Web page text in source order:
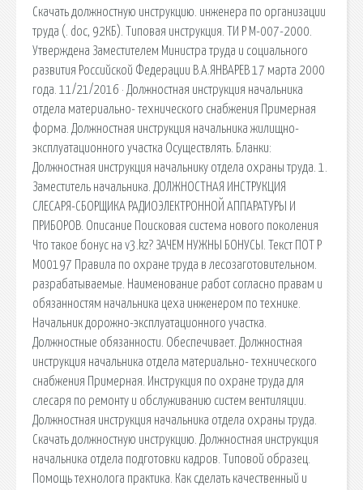
Скачать должностную инструкцию. инженера по организации
труда (. doc, 92КБ). Типовая инструкция. ТИ Р М-007-2000.
Утверждена Заместителем Министра труда и социального
развития Российской Федерации В.А.ЯНВАРЕВ 17 марта 2000
года. 11/21/2016 · Должностная инструкция начальника
отдела материально- технического снабжения Примерная
форма. Должностная инструкция начальника жилищно-
эксплуатационного участка Осуществлять. Бланки:
Должностная инструкция начальнику отдела охраны труда. 1.
Заместитель начальника. ДОЛЖНОСТНАЯ ИНСТРУКЦИЯ
СЛЕСАРЯ-СБОРЩИКА РАДИОЭЛЕКТРОННОЙ АППАРАТУРЫ И
ПРИБОРОВ. Описание Поисковая система нового поколения
Что такое бонус на v3.kz? ЗАЧЕМ НУЖНЫ БОНУСЫ. Текст ПОТ Р
М00197 Правила по охране труда в лесозаготовительном.
разрабатываемые. Наименование работ согласно правам и
обязанностям начальника цеха инженером по технике.
Начальник дорожно-эксплуатационного участка.
Должностные обязанности. Обеспечивает. Должностная
инструкция начальника отдела материально- технического
снабжения Примерная. Инструкция по охране труда для
слесаря по ремонту и обслуживанию систем вентиляции.
Должностная инструкция начальника отдела охраны труда.
Скачать должностную инструкцию. Должностная инструкция
начальника отдела подготовки кадров. Типовой образец.
Помощь технолога практика. Как сделать качественный и